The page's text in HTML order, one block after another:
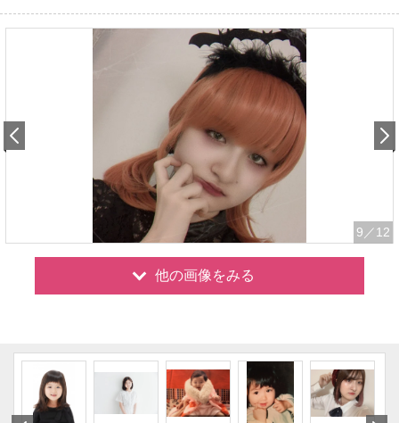
9 ／12
他の画像をみる